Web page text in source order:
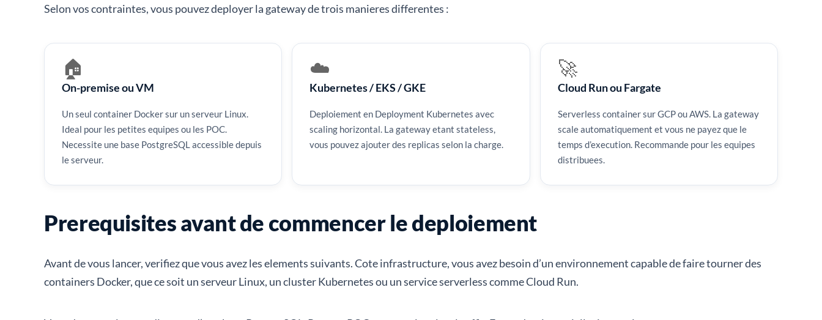
Selon vos contraintes, vous pouvez deployer la gateway de trois manieres differentes :
🏠
On-premise ou VM
Un seul container Docker sur un serveur Linux.
Ideal pour les petites equipes ou les POC.
Necessite une base PostgreSQL accessible depuis
le serveur.
☁️
Kubernetes / EKS / GKE
Deploiement en Deployment Kubernetes avec
scaling horizontal. La gateway etant stateless,
vous pouvez ajouter des replicas selon la charge.
🚀
Cloud Run ou Fargate
Serverless container sur GCP ou AWS. La gateway
scale automatiquement et vous ne payez que le
temps d’execution. Recommande pour les equipes
distribuees.
Prerequisites avant de commencer le deploiement
Avant de vous lancer, verifiez que vous avez les elements suivants. Cote infrastructure, vous avez besoin d’un environnement capable de faire tourner des
containers Docker, que ce soit un serveur Linux, un cluster Kubernetes ou un service serverless comme Cloud Run.